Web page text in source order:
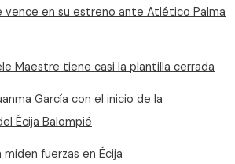
vence en su estreno ante Atlético Palma
Maestre tiene casi la plantilla cerrada
García con el inicio de la
Écija Balompié
fuerzas en Écija